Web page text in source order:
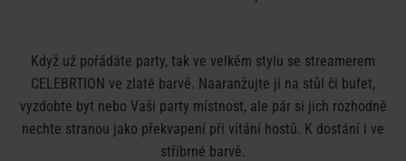
Když už pořádáte party, tak ve velkém stylu se streamerem
CELEBRTION ve zlaté barvě. Naaranžujte ji na stůl či bufet,
vyzdobte byt nebo Vaši party místnost, ale pár si jich rozhodně
nechte stranou jako překvapení při vítání hostů. K dostání i ve
stříbrné barvě.